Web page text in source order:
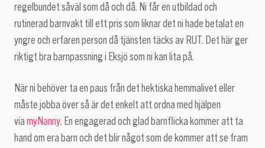
regelbundet såväl som då och då. Ni får en utbildad och
rutinerad barnvakt till ett pris som liknar det ni hade betalat en
yngre och erfaren person då tjänsten täcks av RUT. Det här ger
riktigt bra barnpassning i Eksjö som ni kan lita på.
När ni behöver ta en paus från det hektiska hemmalivet eller
måste jobba över så är det enkelt att ordna med hjälpen
via myNanny . En engagerad och glad barnflicka kommer att ta
hand om era barn och det blir något som de kommer att se fram